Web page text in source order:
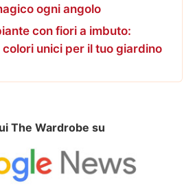
ogni angolo
con fiori a imbuto:
unici per il tuo giardino
The Wardrobe su